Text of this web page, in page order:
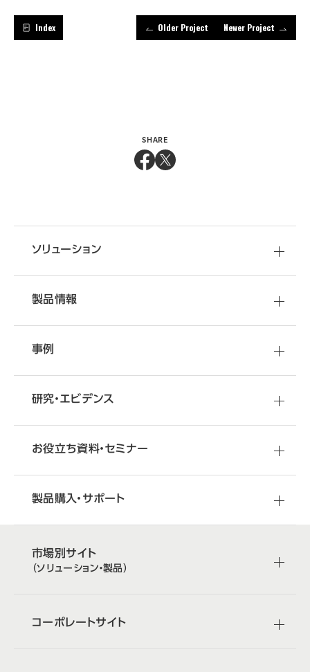
Index Older Project Newer Project
SHARE
ソリューション
製品情報
事例
研究・エビデンス
お役立ち資料・セミナー
製品購入・サポート
市場別サイト
（ソリューション・製品）
コーポレートサイト